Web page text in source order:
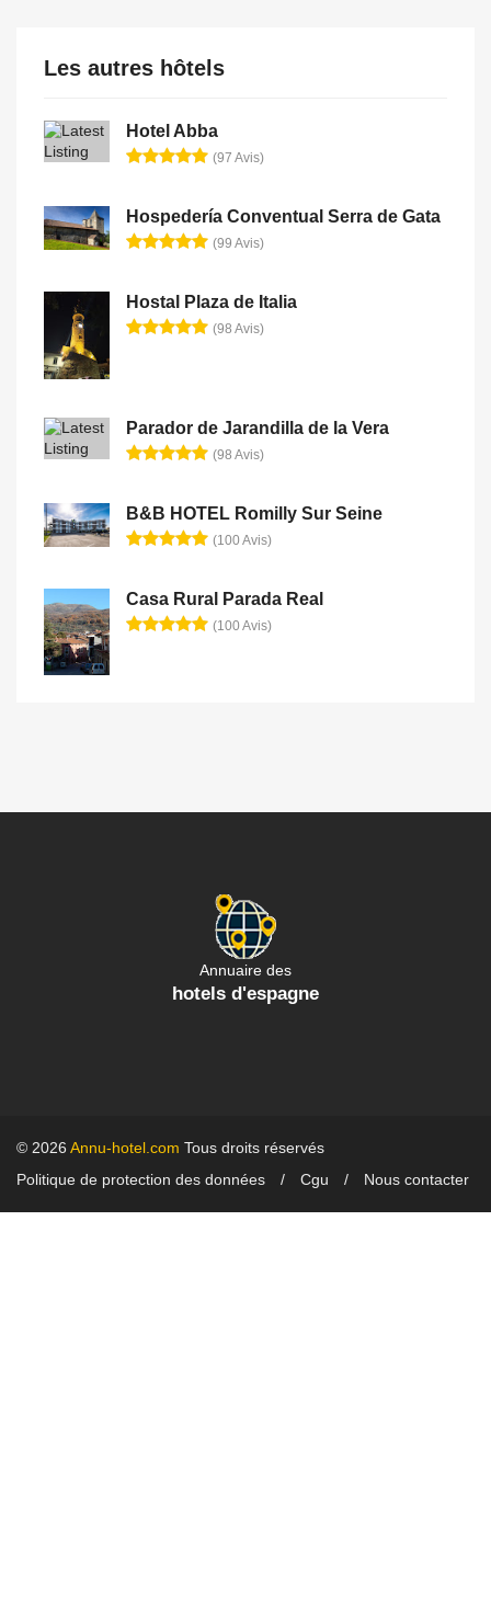
Les autres hôtels
Hotel Abba
(97 Avis)
Hospedería Conventual Serra de Gata
(99 Avis)
Hostal Plaza de Italia
(98 Avis)
Parador de Jarandilla de la Vera
(98 Avis)
B&B HOTEL Romilly Sur Seine
(100 Avis)
Casa Rural Parada Real
(100 Avis)
Annuaire des
hotels d'espagne
© 2026 Annu-hotel.com Tous droits réservés
Politique de protection des données
Cgu Nous contacter